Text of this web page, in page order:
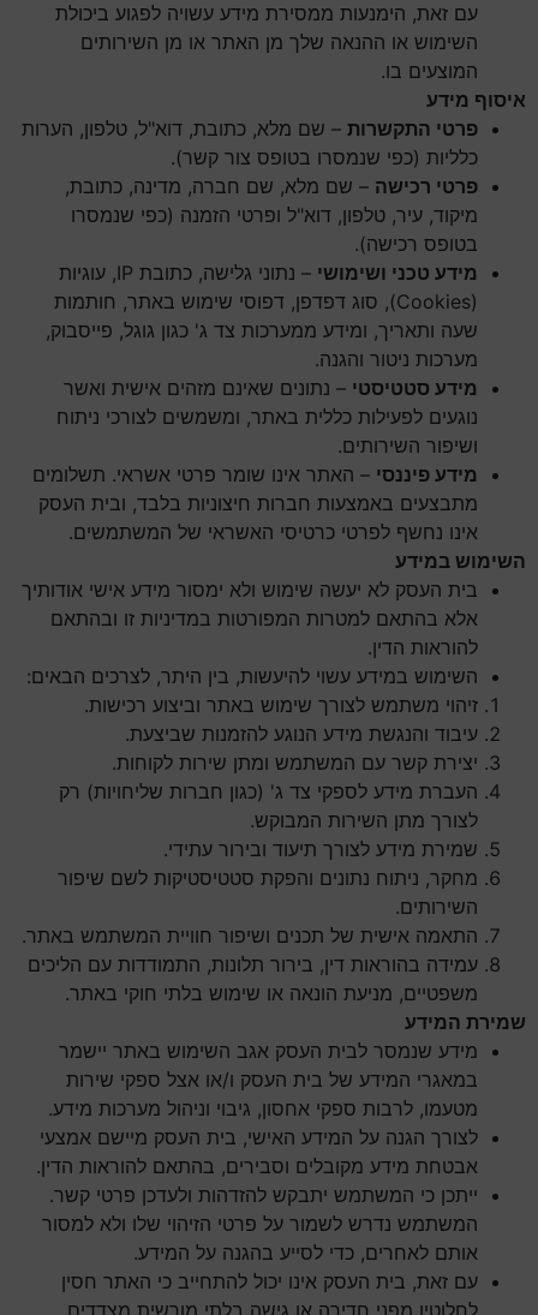
עם זאת, הימנעות ממסירת מידע עשויה לפגוע ביכולת
השימוש או ההנאה שלך מן האתר או מן השירותים
המוצעים בו.
איסוף מידע
פרטי התקשרות – שם מלא, כתובת, דוא"ל, טלפון, הערות
כלליות (כפי שנמסרו בטופס צור קשר).
פרטי רכישה – שם מלא, שם חברה, מדינה, כתובת,
מיקוד, עיר, טלפון, דוא"ל ופרטי הזמנה (כפי שנמסרו
בטופס רכישה).
מידע טכני ושימושי
– נתוני גלישה, כתובת IP, עוגיות
(Cookies), סוג דפדפן, דפוסי שימוש באתר, חותמות
שעה ותאריך, ומידע ממערכות צד ג' כגון גוגל, פייסבוק,
מערכות ניטור והגנה.
מידע סטטיסטי – נתונים שאינם מזהים אישית ואשר
נוגעים לפעילות כללית באתר, ומשמשים לצורכי ניתוח
ושיפור השירותים.
מידע פיננסי – האתר אינו שומר פרטי אשראי. תשלומים
מתבצעים באמצעות חברות חיצוניות בלבד, ובית העסק
אינו נחשף לפרטי כרטיסי האשראי של המשתמשים.
השימוש במידע
בית העסק לא יעשה שימוש ולא ימסור מידע אישי אודותיך
אלא בהתאם למטרות המפורטות במדיניות זו ובהתאם
להוראות הדין.
השימוש במידע עשוי להיעשות, בין היתר, לצרכים הבאים:
זיהוי משתמש לצורך שימוש באתר וביצוע רכישות.
עיבוד והנגשת מידע הנוגע להזמנות שביצעת.
יצירת קשר עם המשתמש ומתן שירות לקוחות.
העברת מידע לספקי צד ג' (כגון חברות שליחויות) רק
לצורך מתן השירות המבוקש.
שמירת מידע לצורך תיעוד ובירור עתידי.
מחקר, ניתוח נתונים והפקת סטטיסטיקות לשם שיפור
השירותים.
התאמה אישית של תכנים ושיפור חוויית המשתמש באתר.
עמידה בהוראות דין, בירור תלונות, התמודדות עם הליכים
משפטיים, מניעת הונאה או שימוש בלתי חוקי באתר.
שמירת המידע
מידע שנמסר לבית העסק אגב השימוש באתר יישמר
במאגרי המידע של בית העסק ו/או אצל ספקי שירות
מטעמו, לרבות ספקי אחסון, גיבוי וניהול מערכות מידע.
לצורך הגנה על המידע האישי, בית העסק מיישם אמצעי
אבטחת מידע מקובלים וסבירים, בהתאם להוראות הדין.
ייתכן כי המשתמש יתבקש להזדהות ולעדכן פרטי קשר.
המשתמש נדרש לשמור על פרטי הזיהוי שלו ולא למסור
אותם לאחרים, כדי לסייע בהגנה על המידע.
עם זאת, בית העסק אינו יכול להתחייב כי האתר חסין
לחלוטין מפני חדירה או גישה בלתי מורשית מצדדים